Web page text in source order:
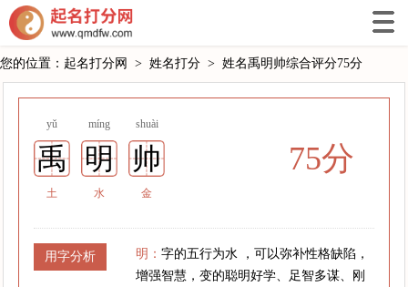
您的位置： 起名打分网 > 姓名打分 > 姓名禹明帅综合评分75分
yǔ míng shuài
禹 明 帅
土 水 金
75分
用字分析 明：字的五行为水 ，可以弥补性格缺陷，
增强智慧，变的聪明好学、足智多谋、刚